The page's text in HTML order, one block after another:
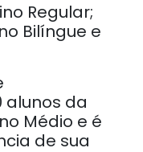
Regular;
Bilíngue e
alunos da
Médio e é
de sua